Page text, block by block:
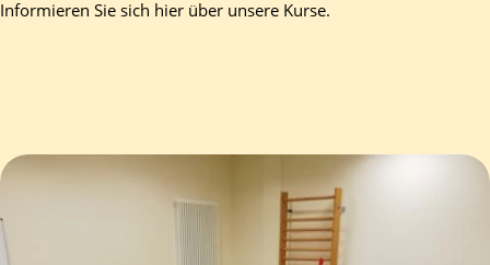
Informieren Sie sich hier über unsere Kurse.